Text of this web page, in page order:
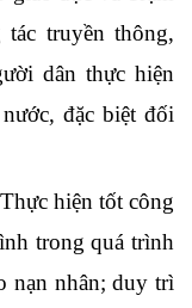
truyền thông,
dân thực hiện
đặc biệt đối
Thực hiện tốt công
trong quá trình
nạn nhân; duy trì